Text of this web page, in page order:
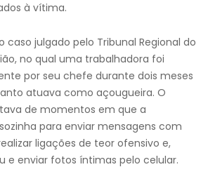
à vítima.
caso julgado pelo Tribunal Regional do
no qual uma trabalhadora foi
por seu chefe durante dois meses
atuava como açougueira. O
de momentos em que a
para enviar mensagens com
ligações de teor ofensivo e,
e enviar fotos íntimas pelo celular.